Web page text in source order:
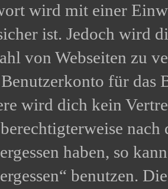
wird mit einer
ist. Jedoch wird
von Webseiten zu
für das
wird dich kein
nach
haben, so
benutzen.